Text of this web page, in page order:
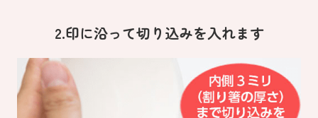
2.印に沿って切り込みを入れます